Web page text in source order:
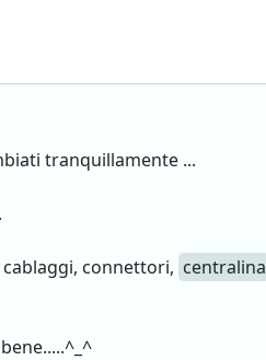
tranquillamente ...
connettori, centralina